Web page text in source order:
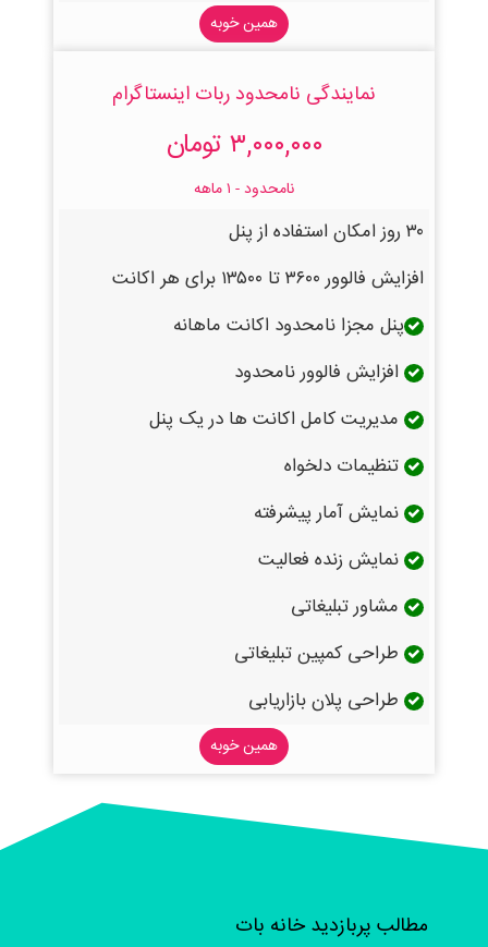
همین خوبه
نمایندگی نامحدود ربات اینستاگرام
۳,۰۰۰,۰۰۰ تومان
نامحدود - ۱ ماهه
۳۰ روز امکان استفاده از پنل
افزایش فالوور ۳۶۰۰ تا ۱۳۵۰۰ برای هر اکانت
پنل مجزا نامحدود اکانت ماهانه
افزایش فالوور نامحدود
مدیریت کامل اکانت ها در یک پنل
تنظیمات دلخواه
نمایش آمار پیشرفته
نمایش زنده فعالیت
مشاور تبلیغاتی
طراحی کمپین تبلیغاتی
طراحی پلان بازاریابی
همین خوبه
مطالب پربازدید خانه بات